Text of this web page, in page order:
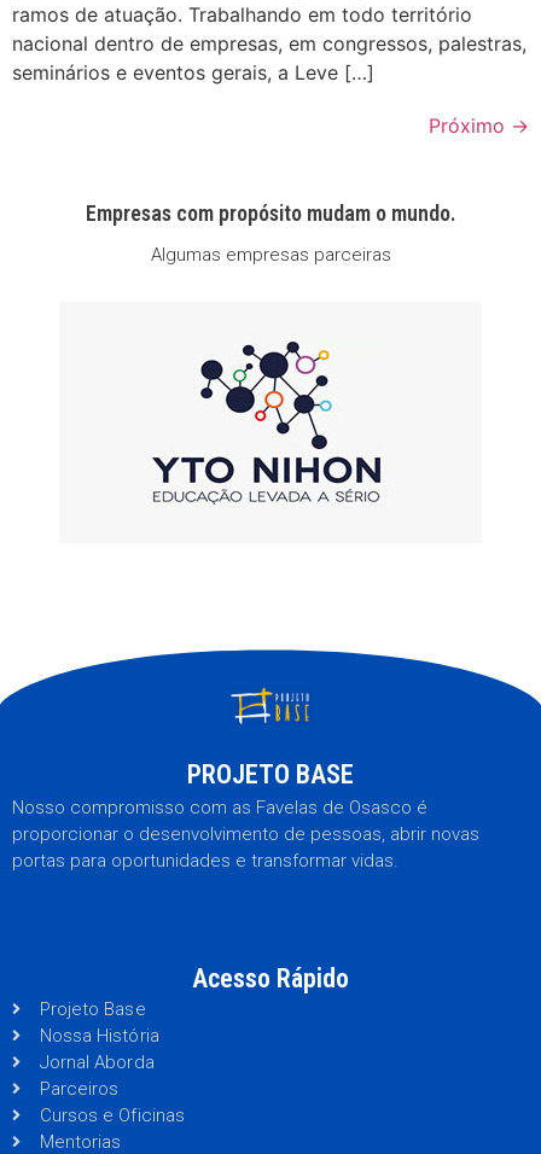
ramos de atuação. Trabalhando em todo território
nacional dentro de empresas, em congressos, palestras,
seminários e eventos gerais, a Leve […]
Próximo →
Empresas com propósito mudam o mundo.
Algumas empresas parceiras
PROJETO BASE
Nosso compromisso com as Favelas de Osasco é
proporcionar o desenvolvimento de pessoas, abrir novas
portas para oportunidades e transformar vidas.
Acesso Rápido
Projeto Base
Nossa História
Jornal Aborda
Parceiros
Cursos e Oficinas
Mentorias